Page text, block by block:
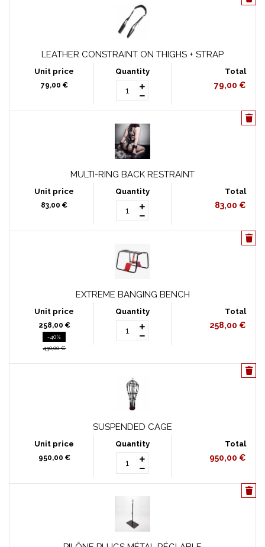
LEATHER CONSTRAINT ON THIGHS + STRAP
79,00 € 79,00 €
MULTI-RING BACK RESTRAINT
83,00 € 83,00 €
EXTREME BANGING BENCH
258,00 €
-40%
430,00 €
258,00 €
SUSPENDED CAGE
950,00 € 950,00 €